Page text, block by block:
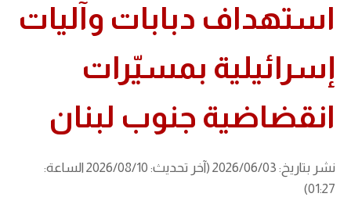
استهداف دبابات وآليات
إسرائيلية بمسيّرات
انقضاضية جنوب لبنان
نشر بتاريخ: 2026/06/03 (آخر تحديث: 2026/08/10 الساعة:
01:27)